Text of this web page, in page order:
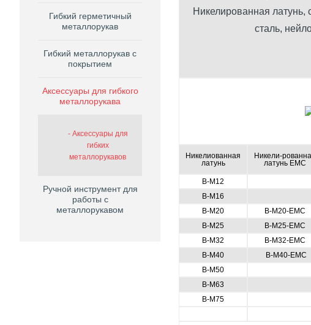
Гибкий герметичный
металлорукав
Гибкий металлорукав с
покрытием
Аксессуары для гибкого
металлорукава
Аксессуары для
гибких
металлорукавов
Ручной инструмент для
работы с
металлорукавом
Никелированная
сталь,
Никелиованная
латунь
Никели-
латунь ЕМС
В-М12
В-М16
В-М20
В-М20-ЕМС
В-М25
В-М25-ЕМС
В-М32
В-М32-ЕМС
В-М40
В-М40-ЕМС
В-М50
В-М63
В-М75